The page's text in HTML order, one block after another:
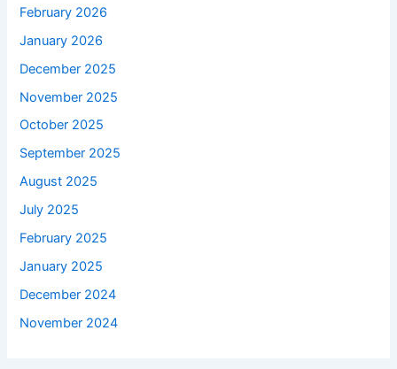
February 2026
January 2026
December 2025
November 2025
October 2025
September 2025
August 2025
July 2025
February 2025
January 2025
December 2024
November 2024